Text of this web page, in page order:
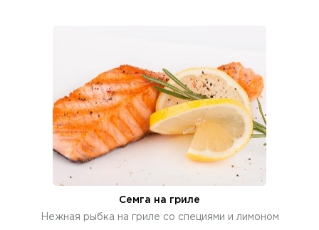
Семга на гриле
Нежная рыбка на гриле со специями и лимоном